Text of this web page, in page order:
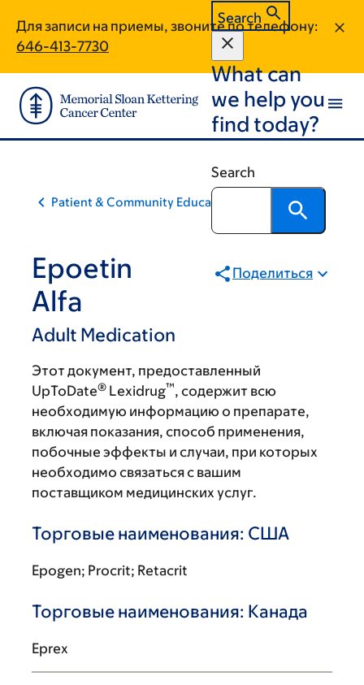
main
content
footer
Для записи на приемы, звоните по телефону:
646-413-7730
Search
What can
we help you
find today?
Search
Patient & Community Education
Epoetin
Alfa
Adult Medication
Поделиться
Этот документ, предоставленный
UpToDate® Lexidrug™, содержит всю
необходимую информацию о препарате,
включая показания, способ применения,
побочные эффекты и случаи, при которых
необходимо связаться с вашим
поставщиком медицинских услуг.
Торговые наименования: США
Epogen; Procrit; Retacrit
Торговые наименования: Канада
Eprex